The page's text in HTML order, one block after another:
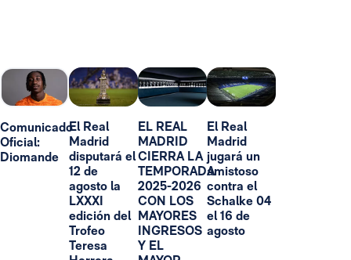
Comunicado
Oficial:
Diomande
El Real
Madrid
disputará el
12 de
agosto la
LXXXI
edición del
Trofeo
Teresa
EL REAL
MADRID
CIERRA LA
TEMPORADA
2025-2026
CON LOS
MAYORES
INGRESOS
Y EL
El Real
Madrid
jugará un
amistoso
contra el
Schalke 04
el 16 de
agosto